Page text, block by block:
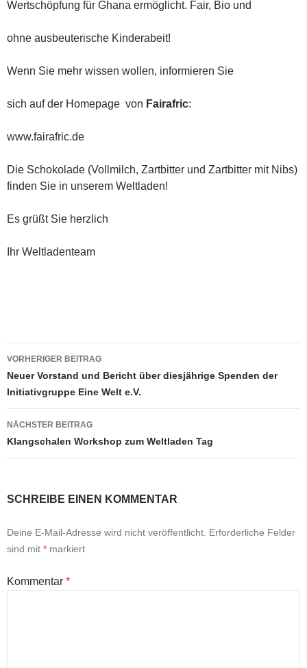
Wertschöpfung für Ghana ermöglicht. Fair, Bio und
ohne ausbeuterische Kinderabeit!
Wenn Sie mehr wissen wollen, informieren Sie
sich auf der Homepage von Fairafric:
www.fairafric.de
Die Schokolade (Vollmilch, Zartbitter und Zartbitter mit Nibs)
finden Sie in unserem Weltladen!
Es grüßt Sie herzlich
Ihr Weltladenteam
Beitragsnavigation
VORHERIGER BEITRAG
Neuer Vorstand und Bericht über diesjährige Spenden der
Initiativgruppe Eine Welt e.V.
NÄCHSTER BEITRAG
Klangschalen Workshop zum Weltladen Tag
SCHREIBE EINEN KOMMENTAR
Deine E-Mail-Adresse wird nicht veröffentlicht. Erforderliche Felder
sind mit * markiert
Kommentar *